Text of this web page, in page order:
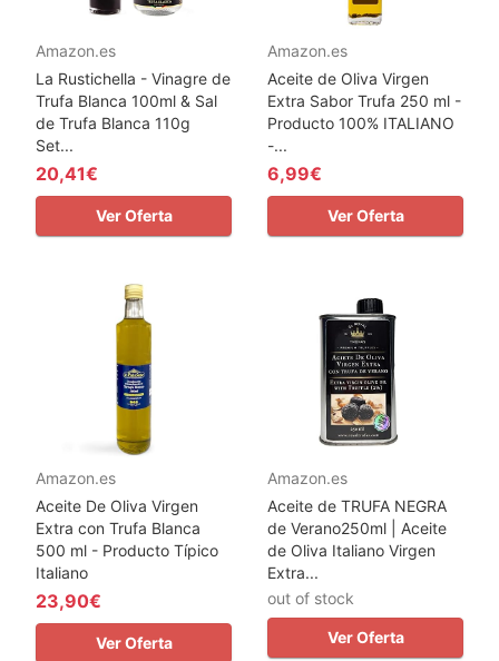
Amazon.es
La Rustichella - Vinagre de
Trufa Blanca 100ml & Sal
de Trufa Blanca 110g
Set...
20,41€
Ver Oferta
Amazon.es
Aceite de Oliva Virgen
Extra Sabor Trufa 250 ml -
Producto 100% ITALIANO
-...
6,99€
Ver Oferta
Amazon.es
Aceite De Oliva Virgen
Extra con Trufa Blanca
500 ml - Producto Típico
Italiano
23,90€
Ver Oferta
Amazon.es
Aceite de TRUFA NEGRA
de Verano250ml | Aceite
de Oliva Italiano Virgen
Extra...
out of stock
Ver Oferta